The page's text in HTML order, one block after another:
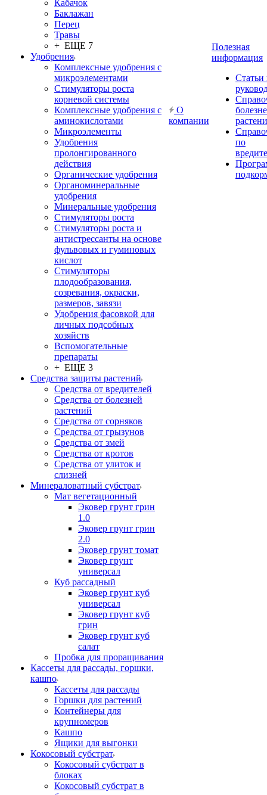
Кабачок
Баклажан
Перец
Травы
+ ЕЩЕ 7
Удобрения
Комплексные удобрения с
микроэлементами
Стимуляторы роста
корневой системы
Комплексные удобрения с
аминокислотами
Микроэлементы
Удобрения
пролонгированного
действия
Органические удобрения
Органоминеральные
удобрения
Минеральные удобрения
Стимуляторы роста
Стимуляторы роста и
антистрессанты на основе
фульвовых и гуминовых
кислот
Стимуляторы
плодообразования,
созревания, окраски,
размеров, завязи
Удобрения фасовкой для
личных подсобных
хозяйств
Вспомогательные
препараты
+ ЕЩЕ 3
Средства защиты растений
Средства от вредителей
Средства от болезней
растений
Средства от сорняков
Средства от грызунов
Средства от змей
Средства от кротов
Средства от улиток и
слизней
Минераловатный субстрат
Мат вегетационный
Эковер грунт грин
1.0
Эковер грунт грин
2.0
Эковер грунт томат
Эковер грунт
универсал
Куб рассадный
Эковер грунт куб
универсал
Эковер грунт куб
грин
Эковер грунт куб
салат
Пробка для проращивания
Кассеты для рассады, горшки,
кашпо
Кассеты для рассады
Горшки для растений
Контейнеры для
крупномеров
Кашпо
Ящики для выгонки
Кокосовый субстрат
Кокосовый субстрат в
блоках
Кокосовый субстрат в
О
компании
Полезная
информация
Статьи
по